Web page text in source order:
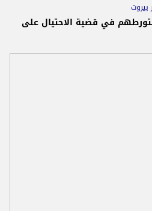
بيروت
في قضية الاحتيال على